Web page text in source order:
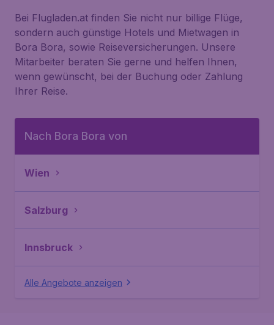
Bei Flugladen.at finden Sie nicht nur billige Flüge,
sondern auch günstige Hotels und Mietwagen in
Bora Bora, sowie Reiseversicherungen. Unsere
Mitarbeiter beraten Sie gerne und helfen Ihnen,
wenn gewünscht, bei der Buchung oder Zahlung
Ihrer Reise.
Nach Bora Bora von
Wien
Salzburg
Innsbruck
Alle Angebote anzeigen